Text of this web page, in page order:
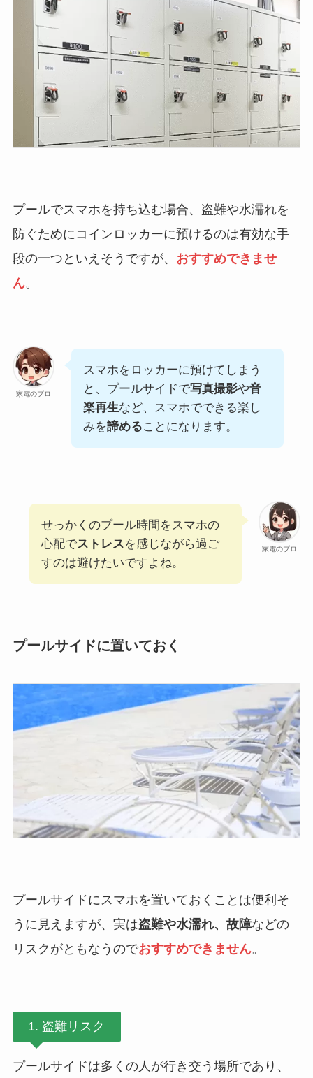
プールでスマホを持ち込む場合、盗難や水濡れを
防ぐためにコインロッカーに預けるのは有効な手
段の一つといえそうですが、 おすすめできませ
ん。
家電のプロ
スマホをロッカーに預けてしまう
と、プールサイドで写真撮影や音
楽再生など、スマホでできる楽し
みを諦めることになります。
家電のプロ
せっかくのプール時間をスマホの
心配でストレスを感じながら過ご
すのは避けたいですよね。
プールサイドに置いておく
プールサイドにスマホを置いておくことは便利そ
うに見えますが、実は盗難や水濡れ、故障などの
リスクがともなうのでおすすめできません。
1. 盗難リスク
プールサイドは多くの人が行き交う場所であり、